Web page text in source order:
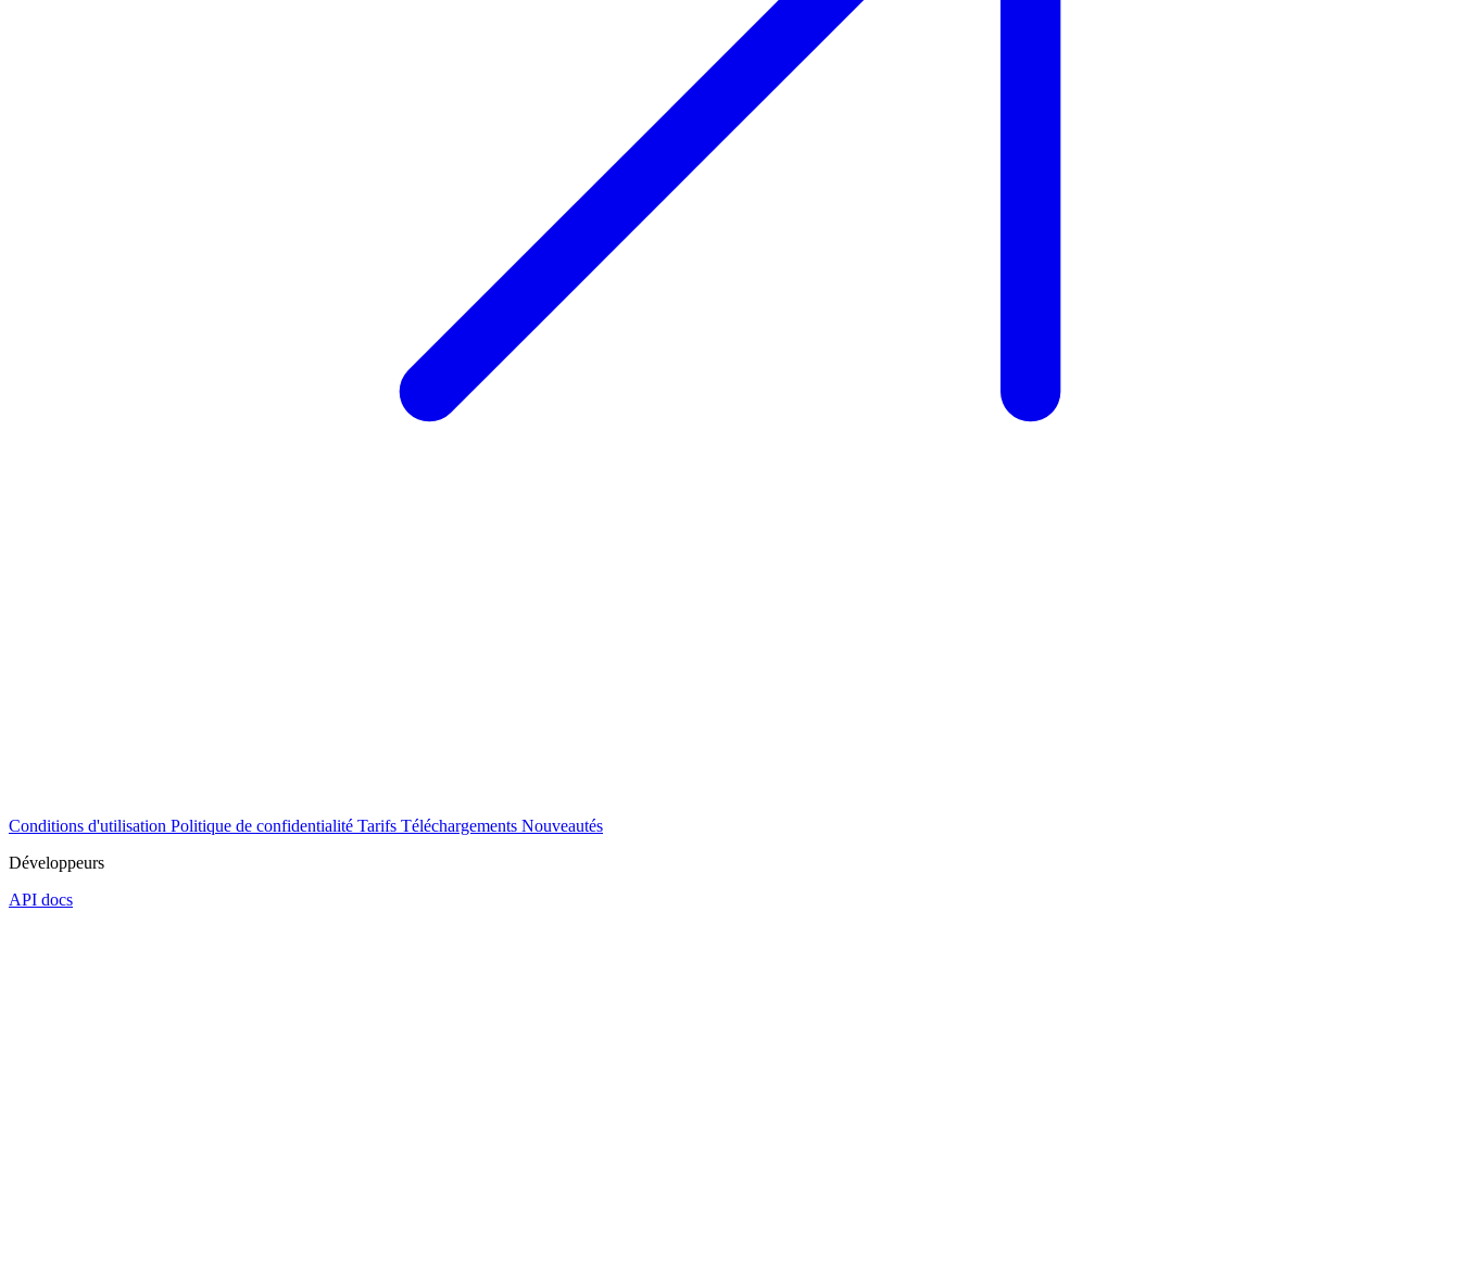
Conditions d'utilisation Politique de confidentialité Tarifs Téléchargements Nouveautés
Développeurs
API docs